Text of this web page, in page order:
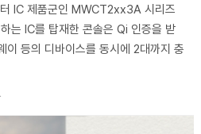
IC 제품군인 MWCT2xx3A 시리즈
는 IC를 탑재한 콘솔은 Qi 인증을 받
이 등의 디바이스를 동시에 2대까지 충